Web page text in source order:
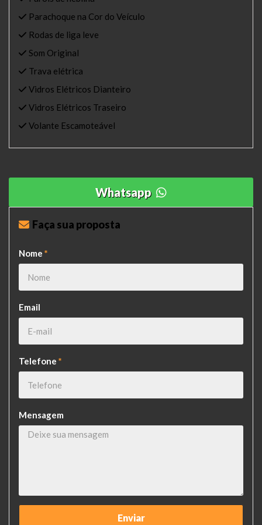
Parachoque na Cor do Veículo
Rodas de liga leve
Som Original
Trava elétrica
Vidros Elétricos Dianteiro
Vidros Elétricos Traseiro
Volante Escamoteável
Whatsapp
Faça sua proposta
Nome *
Email
Telefone *
Mensagem